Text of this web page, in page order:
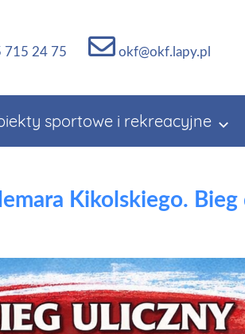
715 24 75 okf@okf.lapy.pl
sportowe i rekreacyjne
Kikolskiego. Bieg